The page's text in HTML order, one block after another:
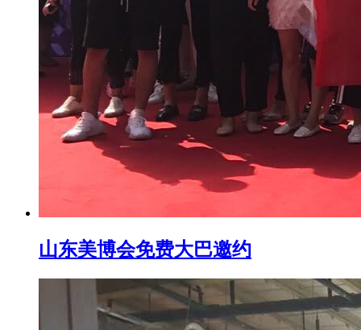
山东美博会免费大巴邀约